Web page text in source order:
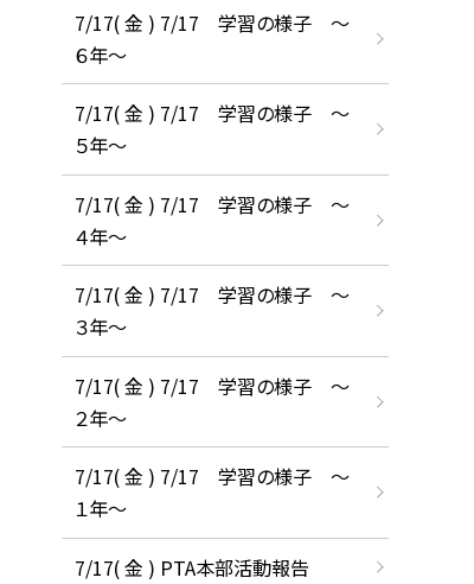
7/17( 金 ) 7/17 学習の様子 ～
６年～
7/17( 金 ) 7/17 学習の様子 ～
５年～
7/17( 金 ) 7/17 学習の様子 ～
４年～
7/17( 金 ) 7/17 学習の様子 ～
３年～
7/17( 金 ) 7/17 学習の様子 ～
２年～
7/17( 金 ) 7/17 学習の様子 ～
１年～
7/17( 金 ) PTA本部活動報告